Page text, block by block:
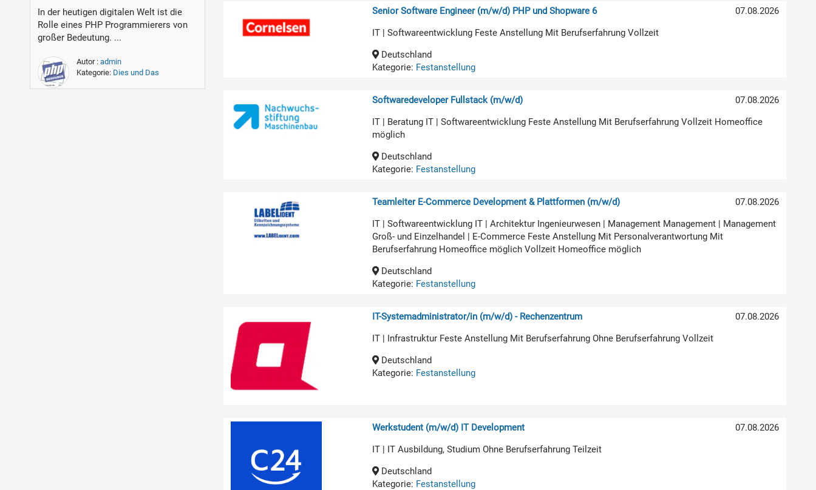
07.08.2026
Senior Software Engineer (m/w/d) PHP und Shopware 6
IT | Softwareentwicklung Feste Anstellung Mit Berufserfahrung Vollzeit
Deutschland
Kategorie: Festanstellung
07.08.2026
Softwaredeveloper Fullstack (m/w/d)
IT | Beratung IT | Softwareentwicklung Feste Anstellung Mit Berufserfahrung Vollzeit Homeoffice
möglich
Deutschland
Kategorie: Festanstellung
07.08.2026
Teamleiter E-Commerce Development & Plattformen (m/w/d)
IT | Softwareentwicklung IT | Architektur Ingenieurwesen | Management Management | Management
Groß- und Einzelhandel | E-Commerce Feste Anstellung Mit Personalverantwortung Mit
Berufserfahrung Homeoffice möglich Vollzeit Homeoffice möglich
Deutschland
Kategorie: Festanstellung
07.08.2026
IT-Systemadministrator/in (m/w/d) - Rechenzentrum
IT | Infrastruktur Feste Anstellung Mit Berufserfahrung Ohne Berufserfahrung Vollzeit
Deutschland
Kategorie: Festanstellung
07.08.2026
Werkstudent (m/w/d) IT Development
IT | IT Ausbildung, Studium Ohne Berufserfahrung Teilzeit
Deutschland
Kategorie: Festanstellung
Programmierer
beherrschen?
In der heutigen digitalen Welt ist die
Rolle eines PHP Programmierers von
großer Bedeutung. ...
Autor : admin
Kategorie: Dies und Das